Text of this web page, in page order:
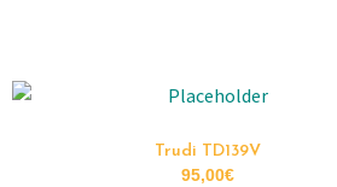
Trudi TD139V
95,00€